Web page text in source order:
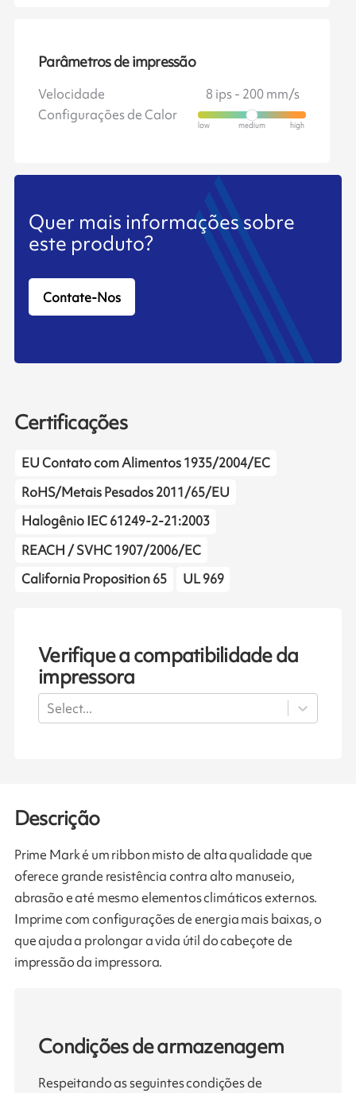
Parâmetros de impressão
Velocidade
8 ips - 200 mm/s
Configurações de Calor
Quer mais informações sobre
este produto?
Contate-Nos
Certificações
EU Contato com Alimentos 1935/2004/EC
RoHS/Metais Pesados 2011/65/EU
Halogênio IEC 61249-2-21:2003
REACH / SVHC 1907/2006/EC
California Proposition 65
UL 969
Verifique a compatibilidade da
impressora
Select...
Descrição
Prime Mark é um ribbon misto de alta qualidade que
oferece grande resistência contra alto manuseio,
abrasão e até mesmo elementos climáticos externos.
Imprime com configurações de energia mais baixas, o
que ajuda a prolongar a vida útil do cabeçote de
impressão da impressora.
Condições de armazenagem
Respeitando as seguintes condições de